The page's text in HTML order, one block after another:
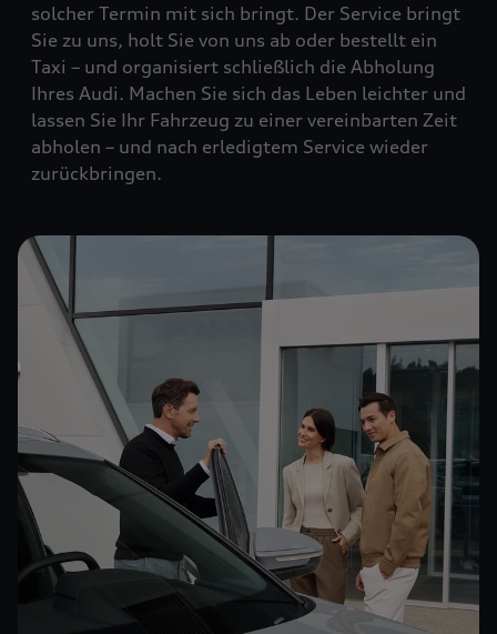
solcher Termin mit sich bringt. Der Service bringt
Sie zu uns, holt Sie von uns ab oder bestellt ein
Taxi – und organisiert schließlich die Abholung
Ihres Audi. Machen Sie sich das Leben leichter und
lassen Sie Ihr Fahrzeug zu einer vereinbarten Zeit
abholen – und nach erledigtem Service wieder
zurückbringen.